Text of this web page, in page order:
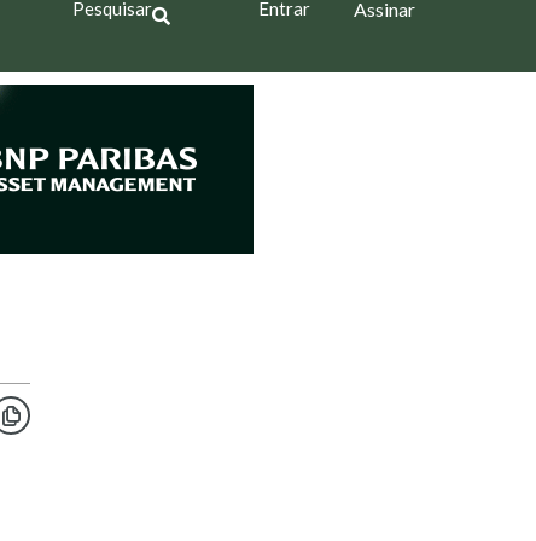
Pesquisar Entrar Assinar